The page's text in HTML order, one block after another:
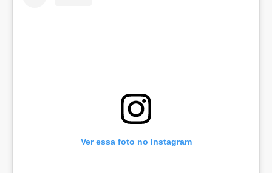
Ver essa foto no Instagram